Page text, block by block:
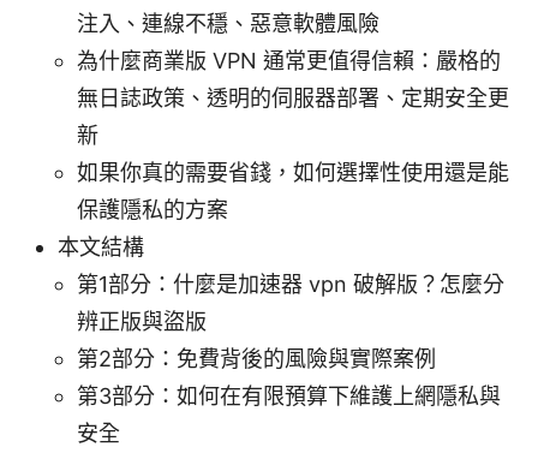
注入、連線不穩、惡意軟體風險
為什麼商業版 VPN 通常更值得信賴：嚴格的
無日誌政策、透明的伺服器部署、定期安全更
新
如果你真的需要省錢，如何選擇性使用還是能
保護隱私的方案
本文結構
第1部分：什麼是加速器 vpn 破解版？怎麼分
辨正版與盜版
第2部分：免費背後的風險與實際案例
第3部分：如何在有限預算下維護上網隱私與
安全